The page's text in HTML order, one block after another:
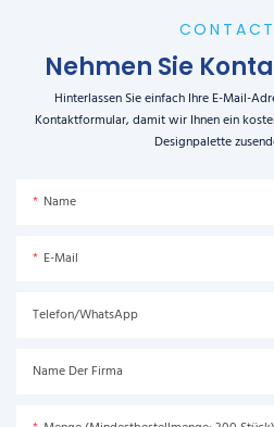
Nehmen Sie
Hinterlassen Sie einfach Ihre E-Mail-
Kontaktformular, damit wir Ihnen ein
Designpalette
Name
E-Mail
Telefon/WhatsApp
Name Der Firma